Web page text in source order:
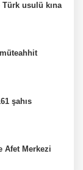
Türk usulü kına
şahıs
Afet Merkezi